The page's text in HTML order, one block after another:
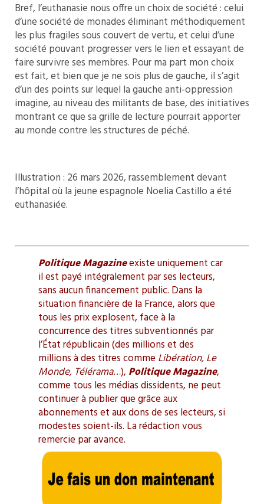
Bref, l’euthanasie nous offre un choix de société : celui
d’une société de monades éliminant méthodiquement
les plus fragiles sous couvert de vertu, et celui d’une
société pouvant progresser vers le lien et essayant de
faire survivre ses membres. Pour ma part mon choix
est fait, et bien que je ne sois plus de gauche, il s’agit
d’un des points sur lequel la gauche anti-oppression
imagine, au niveau des militants de base, des initiatives
montrant ce que sa grille de lecture pourrait apporter
au monde contre les structures de péché.
Illustration : 26 mars 2026, rassemblement devant
l’hôpital où la jeune espagnole Noelia Castillo a été
euthanasiée.
Politique Magazineexiste uniquement car
il est payé intégralement par ses lecteurs,
sans aucun financement public. Dans la
situation financière de la France, alors que
tous les prix explosent, face à la
concurrence des titres subventionnés par
l’État républicain (des millions et des
millions à des titres comme Libération, Le
Monde, Télérama…), Politique Magazine,
comme tous les médias dissidents, ne peut
continuer à publier que grâce aux
abonnements et aux dons de ses lecteurs, si
modestes soient-ils. La rédaction vous
remercie par avance.